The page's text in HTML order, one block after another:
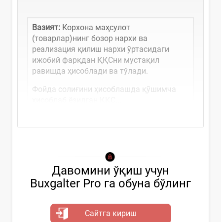
Вазият: Корхона маҳсулот
(товарлар)нинг бозор нархи ва
реализация қилиш нархи ўртасидаги
ижобий фарқдан ҚҚСни мустақил
равишда ҳисоблади ва тўлади.
Фойда солиғини ҳисоблашда қўшимча
Давомини ўқиш учун
Buxgalter Pro га обуна бўлинг
Сайтга кириш